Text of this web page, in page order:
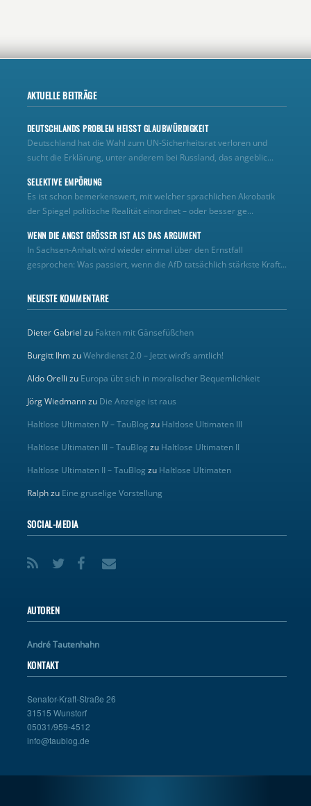
AKTUELLE BEITRÄGE
DEUTSCHLANDS PROBLEM HEISST GLAUBWÜRDIGKEIT
Deutschland hat die Wahl zum UN‑Sicherheitsrat verloren und
sucht die Erklärung, unter anderem bei Russland, das angeblic...
SELEKTIVE EMPÖRUNG
Es ist schon bemerkenswert, mit welcher sprachlichen Akrobatik
der Spiegel politische Realität einordnet – oder besser ge...
WENN DIE ANGST GRÖSSER IST ALS DAS ARGUMENT
In Sachsen-Anhalt wird wieder einmal über den Ernstfall
gesprochen: Was passiert, wenn die AfD tatsächlich stärkste Kraft...
NEUESTE KOMMENTARE
Dieter Gabriel zu Fakten mit Gänsefüßchen
Burgitt IhmzuWehrdienst 2.0 – Jetzt wird’s amtlich!
Aldo Orelli zu Europa übt sich in moralischer Bequemlichkeit
Jörg Wiedmannzu Die Anzeige ist raus
Haltlose Ultimaten IV – TauBlog zu Haltlose Ultimaten III
Haltlose Ultimaten III – TauBlog zu Haltlose Ultimaten II
Haltlose Ultimaten II – TauBlog zu Haltlose Ultimaten
Ralphzu Eine gruselige Vorstellung
SOCIAL-MEDIA
AUTOREN
André Tautenhahn
KONTAKT
Senator-Kraft-Straße 26
31515 Wunstorf
05031/959-4512
info@taublog.de